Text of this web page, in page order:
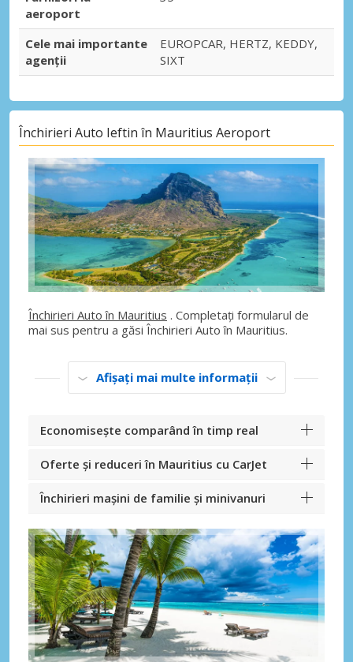
aeroport
Cele mai importante
agenții
EUROPCAR, HERTZ, KEDDY,
SIXT
Închirieri Auto Ieftin în Mauritius Aeroport
Închirieri Auto în Mauritius . Completați formularul de
mai sus pentru a găsi Închirieri Auto în Mauritius.
Afișați mai multe informații
Economisește comparând în timp real
Oferte și reduceri în Mauritius cu CarJet
Închirieri mașini de familie și minivanuri